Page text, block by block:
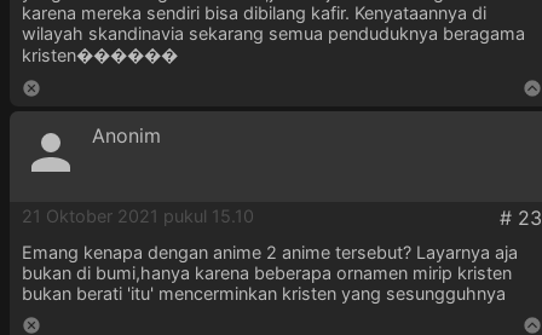
karena mereka sendiri bisa dibilang kafir. Kenyataannya di
wilayah skandinavia sekarang semua penduduknya beragama
kristen������
Anonim
21 Oktober 2021 pukul 15.10
Emang kenapa dengan anime 2 anime tersebut? Layarnya aja
bukan di bumi,hanya karena beberapa ornamen mirip kristen
bukan berati 'itu' mencerminkan kristen yang sesungguhnya